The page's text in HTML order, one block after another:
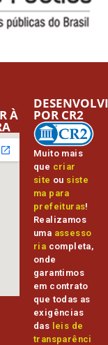
À
Muito mais
que criar
site ou siste
ma para
prefeituras!
Realizamos
uma assesso
ria completa,
onde
garantimos
em contrato
que todas as
exigências
das leis de
transparênci
POR CR2